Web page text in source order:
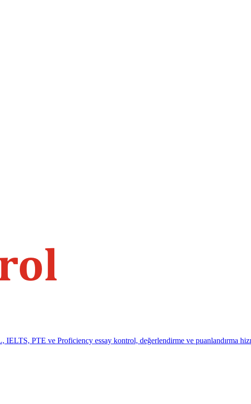
PTE ve Proficiency essay kontrol, değerlendirme ve puanlandırma